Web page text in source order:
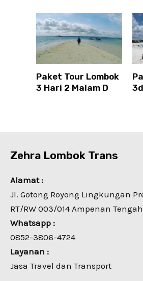
Paket Tour Lombok
3 Hari 2 Malam D
Zehra Lombok Trans
Alamat :
Jl. Gotong Royong Lingkungan
RT/RW 003/014 Ampenan
Whatsapp :
0852-3806-4724
Layanan :
Jasa Travel dan Transport